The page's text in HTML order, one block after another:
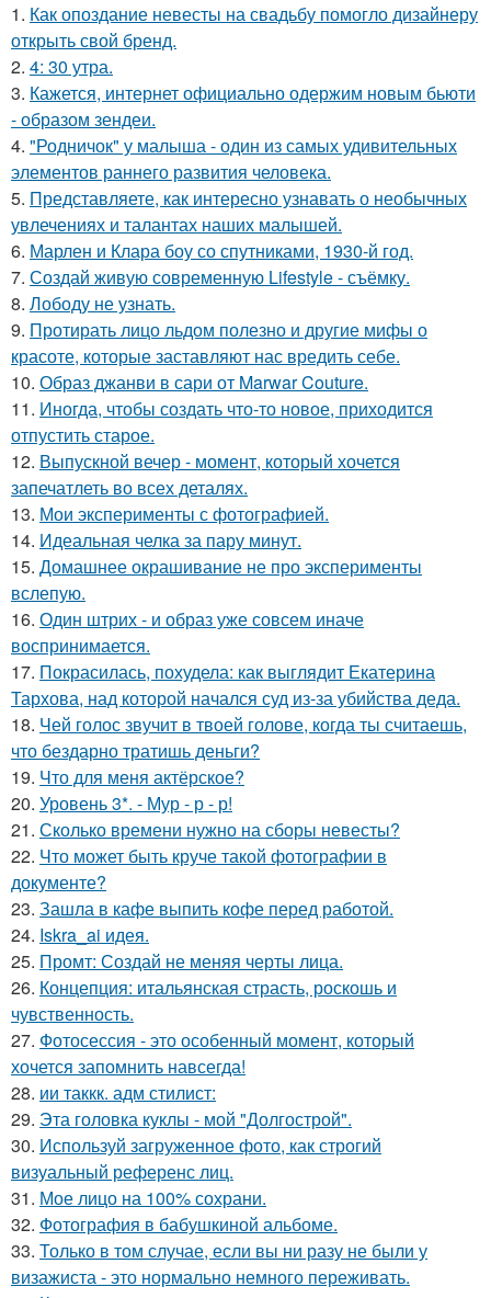
1. Как опоздание невесты на свадьбу помогло дизайнеру
открыть свой бренд.
2. 4: 30 утра.
3. Кажется, интернет официально одержим новым бьюти
- образом зендеи.
4. "Родничок" у малыша - один из самых удивительных
элементов раннего развития человека.
5. Представляете, как интересно узнавать о необычных
увлечениях и талантах наших малышей.
6. Марлен и Клара боу со спутниками, 1930-й год.
7. Создай живую современную Lifestyle - съёмку.
8. Лободу не узнать.
9. Протирать лицо льдом полезно и другие мифы о
красоте, которые заставляют нас вредить себе.
10. Образ джанви в сари от Marwar Couture.
11. Иногда, чтобы создать что-то новое, приходится
отпустить старое.
12. Выпускной вечер - момент, который хочется
запечатлеть во всех деталях.
13. Мои эксперименты с фотографией.
14. Идеальная челка за пару минут.
15. Домашнее окрашивание не про эксперименты
вслепую.
16. Один штрих - и образ уже совсем иначе
воспринимается.
17. Покрасилась, похудела: как выглядит Екатерина
Тархова, над которой начался суд из-за убийства деда.
18. Чей голос звучит в твоей голове, когда ты считаешь,
что бездарно тратишь деньги?
19. Что для меня актёрское?
20. Уровень 3*. - Мур - р - р!
21. Сколько времени нужно на сборы невесты?
22. Что может быть круче такой фотографии в
документе?
23. Зашла в кафе выпить кофе перед работой.
24. Iskra_ai идея.
25. Промт: Создай не меняя черты лица.
26. Концепция: итальянская страсть, роскошь и
чувственность.
27. Фотосессия - это особенный момент, который
хочется запомнить навсегда!
28. ии таккк. адм стилист:
29. Эта головка куклы - мой "Долгострой".
30. Используй загруженное фото, как строгий
визуальный референс лиц.
31. Мое лицо на 100% сохрани.
32. Фотография в бабушкиной альбоме.
33. Только в том случае, если вы ни разу не были у
визажиста - это нормально немного переживать.